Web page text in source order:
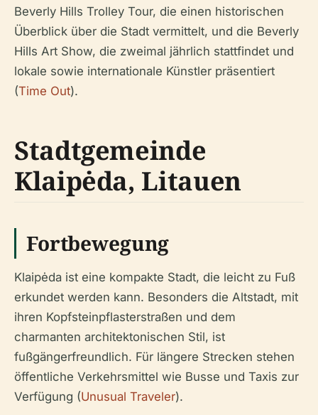
Beverly Hills Trolley Tour, die einen historischen
Überblick über die Stadt vermittelt, und die Beverly
Hills Art Show, die zweimal jährlich stattfindet und
lokale sowie internationale Künstler präsentiert
(Time Out).
Stadtgemeinde
Klaipėda, Litauen
Fortbewegung
Klaipėda ist eine kompakte Stadt, die leicht zu Fuß
erkundet werden kann. Besonders die Altstadt, mit
ihren Kopfsteinpflasterstraßen und dem
charmanten architektonischen Stil, ist
fußgängerfreundlich. Für längere Strecken stehen
öffentliche Verkehrsmittel wie Busse und Taxis zur
Verfügung (Unusual Traveler).